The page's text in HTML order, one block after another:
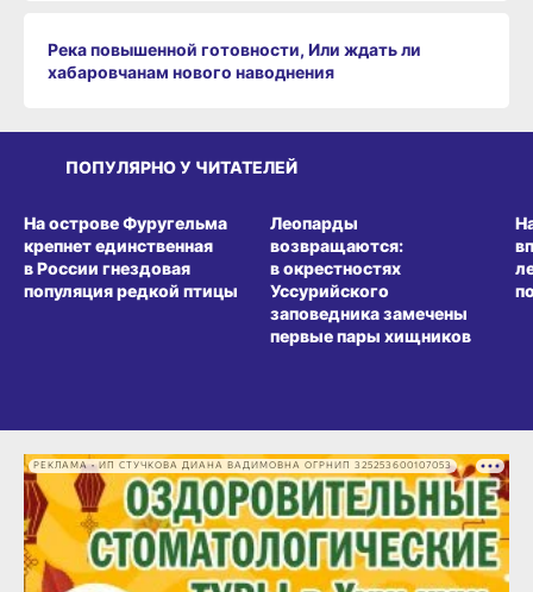
Река повышенной готовности, Или ждать ли
хабаровчанам нового наводнения
ПОПУЛЯРНО У ЧИТАТЕЛЕЙ
На острове Фуругельма
крепнет единственная
в России гнездовая
популяция редкой птицы
Леопарды
возвращаются:
в окрестностях
Уссурийского
заповедника замечены
первые пары хищников
РЕКЛАМА • ИП СТУЧКОВА ДИАНА ВАДИМОВНА ОГРНИП 325253600107053